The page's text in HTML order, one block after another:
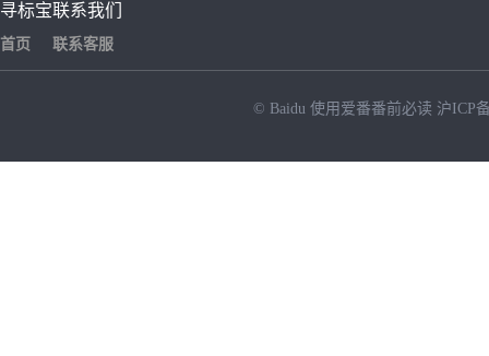
寻标宝
首页
联系我们
联系客服
© Baidu 使用爱番番前必读 沪ICP